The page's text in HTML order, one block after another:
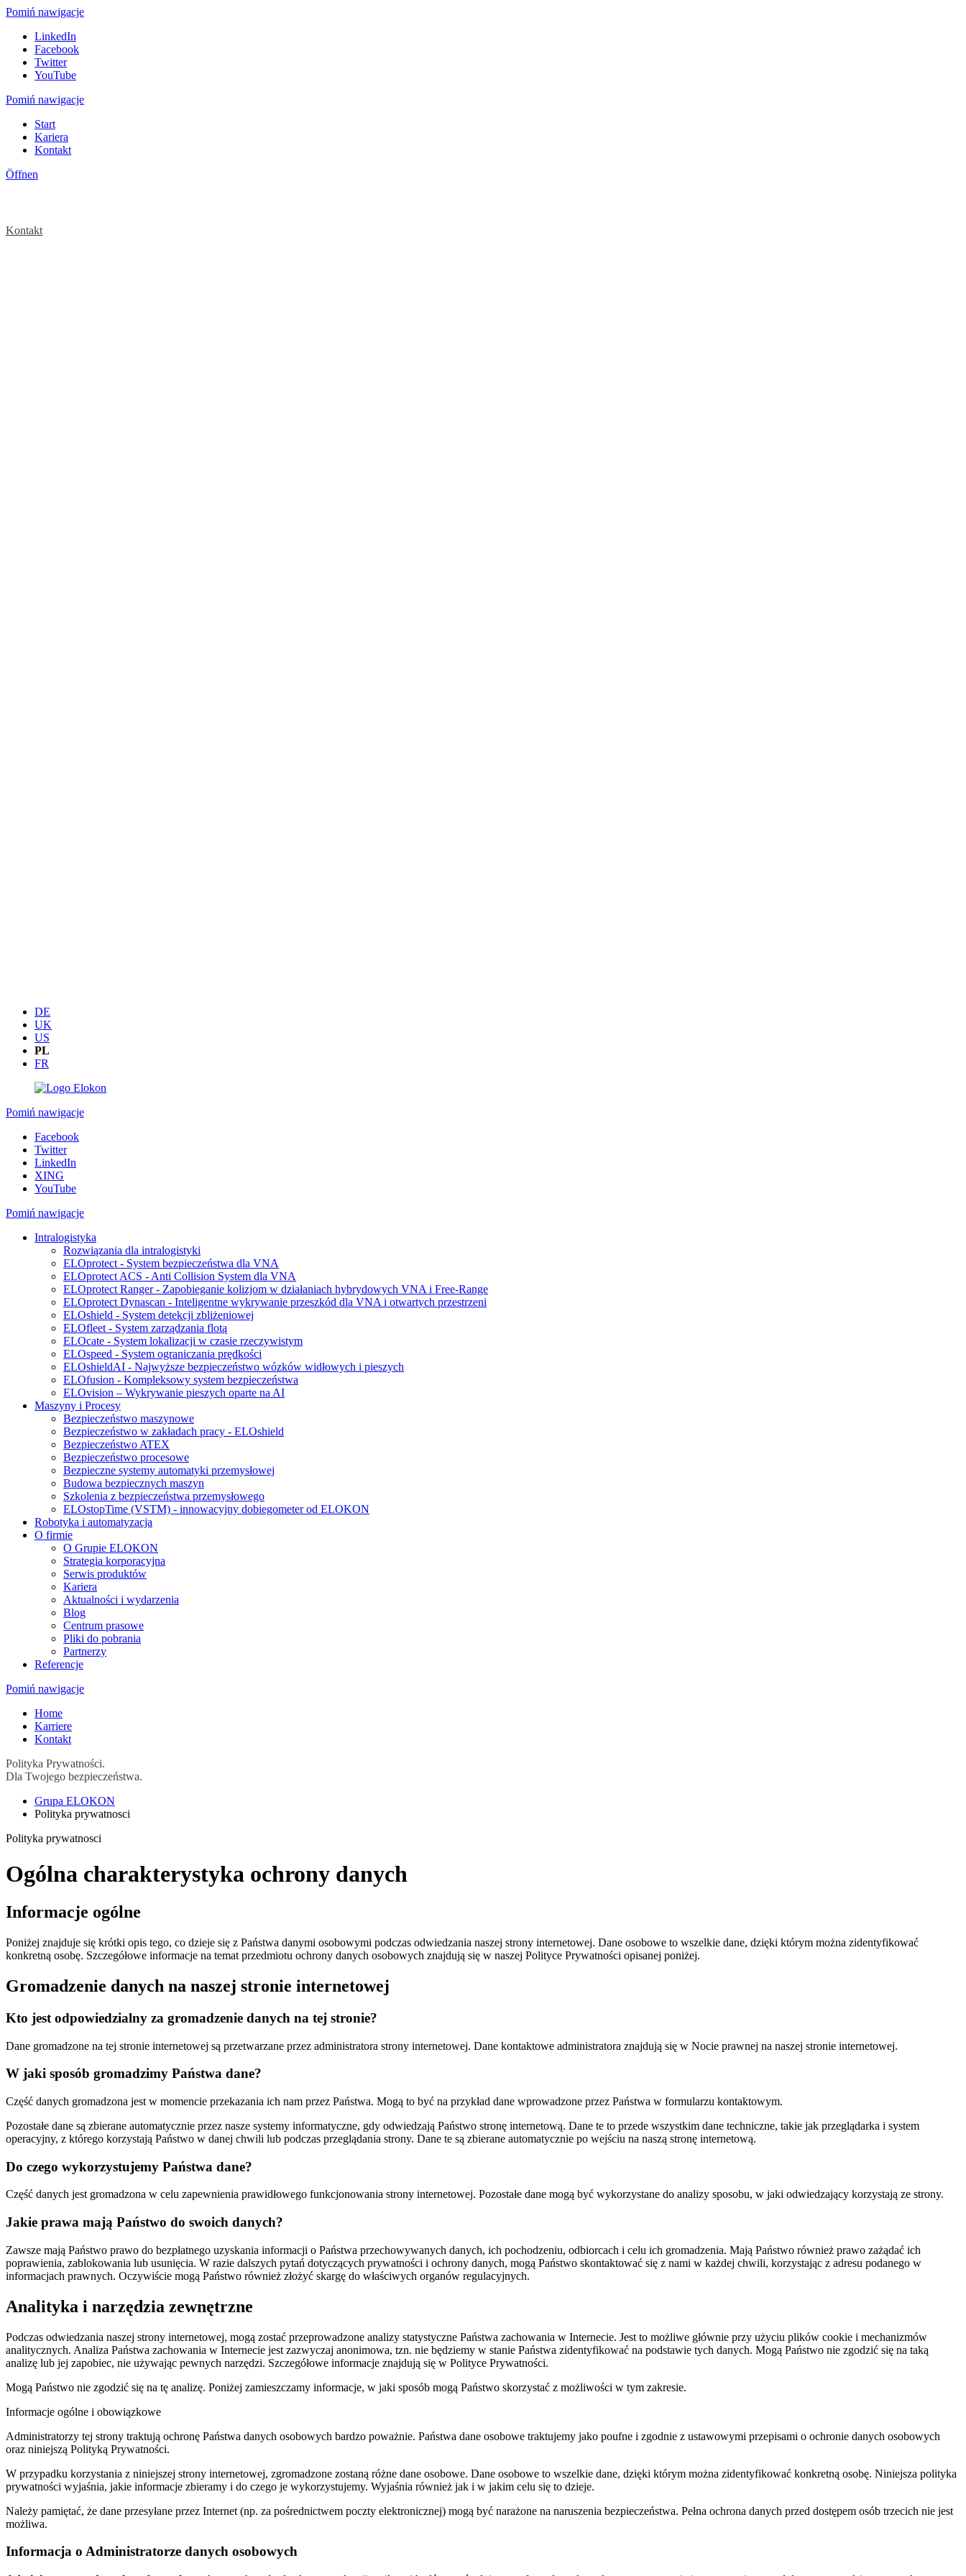
Pomiń nawigacje
LinkedIn
Facebook
Twitter
YouTube
Pomiń nawigacje
Start
Kariera
Kontakt
Öffnen
Kontakt
DE
UK
US
PL
FR
Pomiń nawigacje
Facebook
Twitter
LinkedIn
XING
YouTube
Pomiń nawigacje
Intralogistyka
Rozwiązania dla intralogistyki
ELOprotect - System bezpieczeństwa dla VNA
ELOprotect ACS - Anti Collision System dla VNA
ELOprotect Ranger - Zapobieganie kolizjom w działaniach hybrydowych VNA i Free-Range
ELOprotect Dynascan - Inteligentne wykrywanie przeszkód dla VNA i otwartych przestrzeni
ELOshield - System detekcji zbliżeniowej
ELOfleet - System zarządzania flotą
ELOcate - System lokalizacji w czasie rzeczywistym
ELOspeed - System ograniczania prędkości
ELOshieldAI - Najwyższe bezpieczeństwo wózków widłowych i pieszych
ELOfusion - Kompleksowy system bezpieczeństwa
ELOvision – Wykrywanie pieszych oparte na AI
Maszyny i Procesy
Bezpieczeństwo maszynowe
Bezpieczeństwo w zakładach pracy - ELOshield
Bezpieczeństwo ATEX
Bezpieczeństwo procesowe
Bezpieczne systemy automatyki przemysłowej
Budowa bezpiecznych maszyn
Szkolenia z bezpieczeństwa przemysłowego
ELOstopTime (VSTM) - innowacyjny dobiegometer od ELOKON
Robotyka i automatyzacja
O firmie
O Grupie ELOKON
Strategia korporacyjna
Serwis produktów
Kariera
Aktualności i wydarzenia
Blog
Centrum prasowe
Pliki do pobrania
Partnerzy
Referencje
Pomiń nawigacje
Home
Karriere
Kontakt
Polityka Prywatności.
Dla Twojego bezpieczeństwa.
Grupa ELOKON
Polityka prywatnosci
Polityka prywatnosci
Ogólna charakterystyka ochrony danych
Informacje ogólne
Poniżej znajduje się krótki opis tego, co dzieje się z Państwa danymi osobowymi podczas odwiedzania naszej strony internetowej. Dane osobowe to wszelkie dane, dzięki którym można zidentyfikować
konkretną osobę. Szczegółowe informacje na temat przedmiotu ochrony danych osobowych znajdują się w naszej Polityce Prywatności opisanej poniżej.
Gromadzenie danych na naszej stronie internetowej
Kto jest odpowiedzialny za gromadzenie danych na tej stronie?
Dane gromadzone na tej stronie internetowej są przetwarzane przez administratora strony internetowej. Dane kontaktowe administratora znajdują się w Nocie prawnej na naszej stronie internetowej.
W jaki sposób gromadzimy Państwa dane?
Część danych gromadzona jest w momencie przekazania ich nam przez Państwa. Mogą to być na przykład dane wprowadzone przez Państwa w formularzu kontaktowym.
Pozostałe dane są zbierane automatycznie przez nasze systemy informatyczne, gdy odwiedzają Państwo stronę internetową. Dane te to przede wszystkim dane techniczne, takie jak przeglądarka i system
operacyjny, z którego korzystają Państwo w danej chwili lub podczas przeglądania strony. Dane te są zbierane automatycznie po wejściu na naszą stronę internetową.
Do czego wykorzystujemy Państwa dane?
Część danych jest gromadzona w celu zapewnienia prawidłowego funkcjonowania strony internetowej. Pozostałe dane mogą być wykorzystane do analizy sposobu, w jaki odwiedzający korzystają ze strony.
Jakie prawa mają Państwo do swoich danych?
Zawsze mają Państwo prawo do bezpłatnego uzyskania informacji o Państwa przechowywanych danych, ich pochodzeniu, odbiorcach i celu ich gromadzenia. Mają Państwo również prawo zażądać ich
poprawienia, zablokowania lub usunięcia. W razie dalszych pytań dotyczących prywatności i ochrony danych, mogą Państwo skontaktować się z nami w każdej chwili, korzystając z adresu podanego w
informacjach prawnych. Oczywiście mogą Państwo również złożyć skargę do właściwych organów regulacyjnych.
Analityka i narzędzia zewnętrzne
Podczas odwiedzania naszej strony internetowej, mogą zostać przeprowadzone analizy statystyczne Państwa zachowania w Internecie. Jest to możliwe głównie przy użyciu plików cookie i mechanizmów
analitycznych. Analiza Państwa zachowania w Internecie jest zazwyczaj anonimowa, tzn. nie będziemy w stanie Państwa zidentyfikować na podstawie tych danych. Mogą Państwo nie zgodzić się na taką
analizę lub jej zapobiec, nie używając pewnych narzędzi. Szczegółowe informacje znajdują się w Polityce Prywatności.
Mogą Państwo nie zgodzić się na tę analizę. Poniżej zamieszczamy informacje, w jaki sposób mogą Państwo skorzystać z możliwości w tym zakresie.
Informacje ogólne i obowiązkowe
Administratorzy tej strony traktują ochronę Państwa danych osobowych bardzo poważnie. Państwa dane osobowe traktujemy jako poufne i zgodnie z ustawowymi przepisami o ochronie danych osobowych
oraz niniejszą Polityką Prywatności.
W przypadku korzystania z niniejszej strony internetowej, zgromadzone zostaną różne dane osobowe. Dane osobowe to wszelkie dane, dzięki którym można zidentyfikować konkretną osobę. Niniejsza polityka
prywatności wyjaśnia, jakie informacje zbieramy i do czego je wykorzystujemy. Wyjaśnia również jak i w jakim celu się to dzieje.
Należy pamiętać, że dane przesyłane przez Internet (np. za pośrednictwem poczty elektronicznej) mogą być narażone na naruszenia bezpieczeństwa. Pełna ochrona danych przed dostępem osób trzecich nie jest
możliwa.
Informacja o Administratorze danych osobowych